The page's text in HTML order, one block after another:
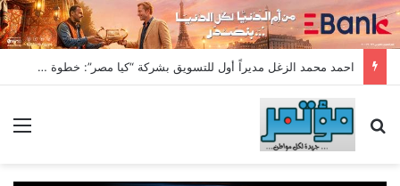
احمد محمد الزغل مديراً أول للتسويق بشركة “كيا مصر”: خطوة جديدة نحو تعزيز الابتكار وقيادة سوق السيارات
بحث عن